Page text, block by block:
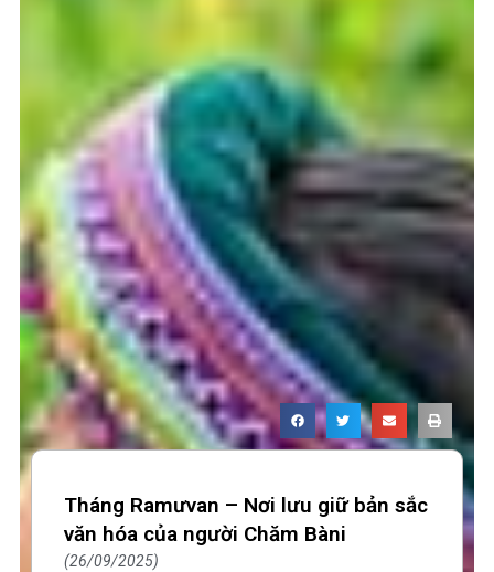
Tháng Ramưvan – Nơi lưu giữ bản sắc
văn hóa của người Chăm Bàni
26/09/2025